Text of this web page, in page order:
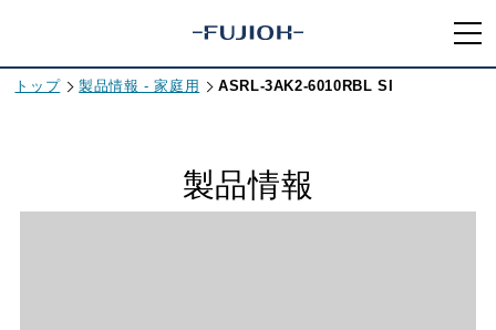
トップ 製品情報 - 家庭用 ASRL-3AK2-6010RBL SI
製品情報